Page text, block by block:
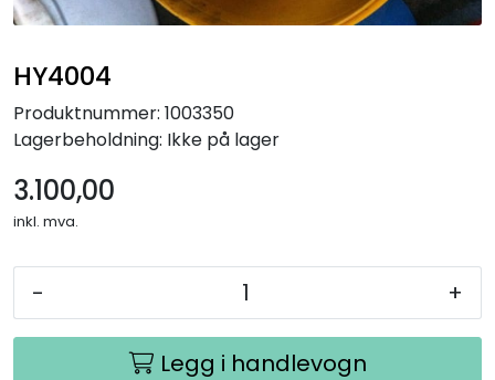
HY4004
Produktnummer: 1003350
Lagerbeholdning: Ikke på lager
3.100,00
inkl. mva.
- +
Legg i handlevogn